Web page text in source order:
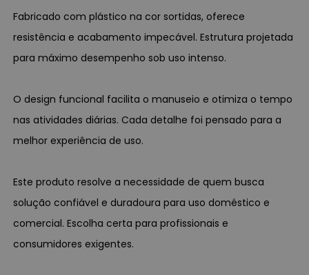
Fabricado com plástico na cor sortidas, oferece
resistência e acabamento impecável. Estrutura projetada
para máximo desempenho sob uso intenso.
O design funcional facilita o manuseio e otimiza o tempo
nas atividades diárias. Cada detalhe foi pensado para a
melhor experiência de uso.
Este produto resolve a necessidade de quem busca
solução confiável e duradoura para uso doméstico e
comercial. Escolha certa para profissionais e
consumidores exigentes.